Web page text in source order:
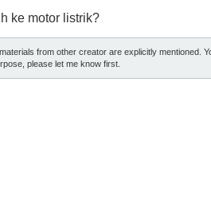
ke motor listrik?
from other creator are explicitly mentioned.
please let me know first.